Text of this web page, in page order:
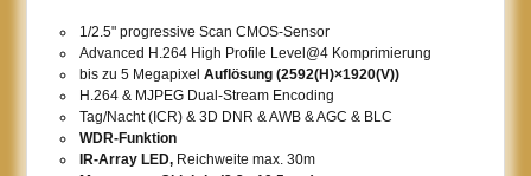
1/2.5" progressive Scan CMOS-Sensor
Advanced H.264 High Profile Level@4 Komprimierung
bis zu 5 MegapixelAuflösung (2592(H)×1920(V))
H.264 & MJPEG Dual-Stream Encoding
Tag/Nacht (ICR) & 3D DNR & AWB & AGC & BLC
WDR-Funktion
IR-Array LED, Reichweite max. 30m